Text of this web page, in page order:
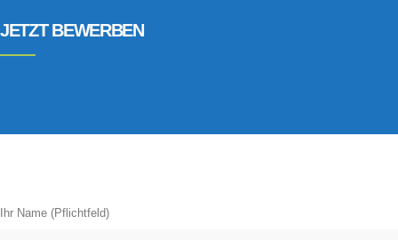
JETZT BEWERBEN
Ihr Name (Pflichtfeld)